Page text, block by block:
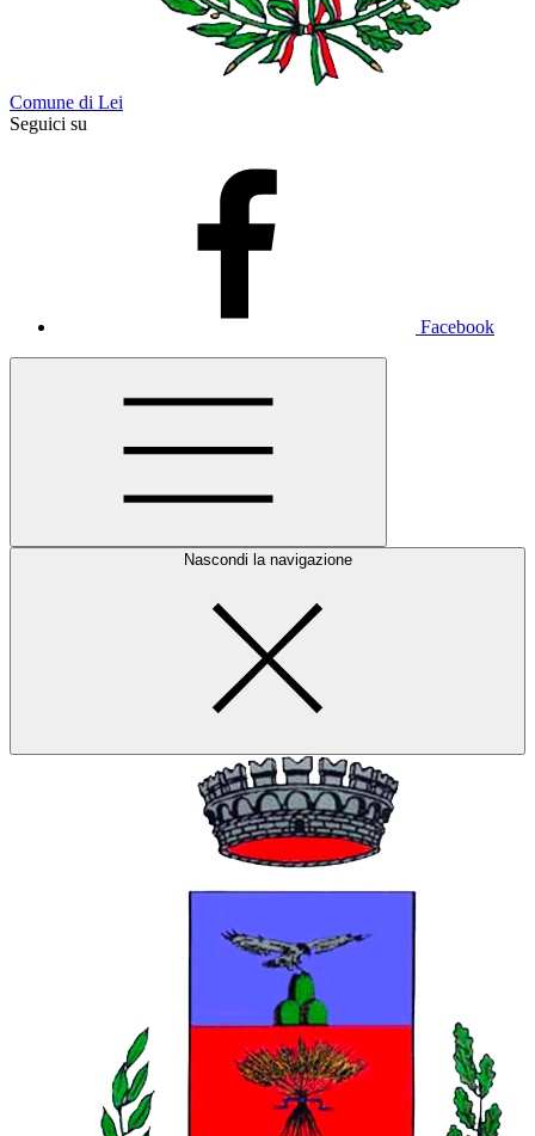
Comune di Lei
Seguici su
Facebook
Nascondi la navigazione